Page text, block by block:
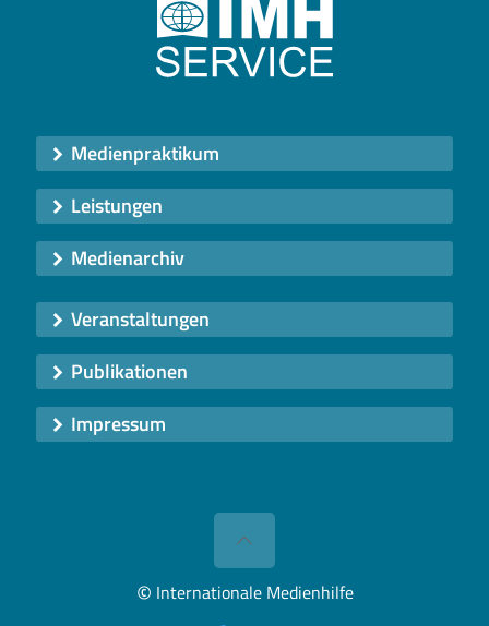
Medienpraktikum
Leistungen
Medienarchiv
Veranstaltungen
Publikationen
Impressum
© Internationale Medienhilfe